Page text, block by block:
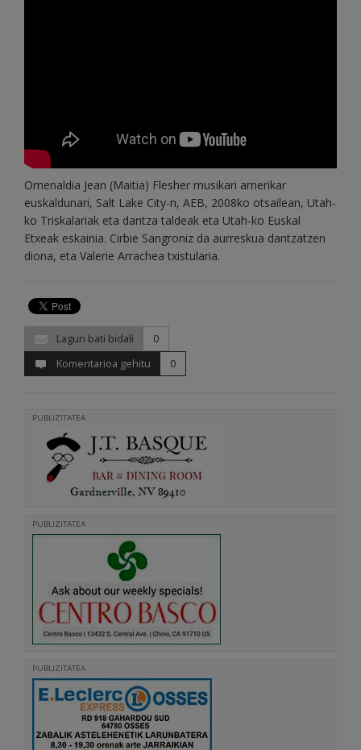
Omenaldia Jean (Maitia) Flesher musikari amerikar
euskaldunari, Salt Lake City-n, AEB, 2008ko otsailean, Utah-
ko Triskalariak eta dantza taldeak eta Utah-ko Euskal
Etxeak eskainia. Cirbie Sangroniz da aurreskua dantzatzen
diona, eta Valerie Arrachea txistularia.
Lagun bati bidali
0
Komentarioa gehitu
0
PUBLIZITATEA
PUBLIZITATEA
PUBLIZITATEA